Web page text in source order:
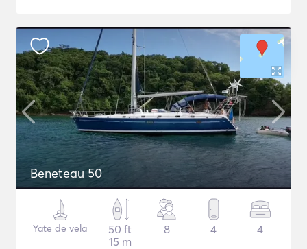
Beneteau 50
Yate de vela
50 ft
15 m
8 4 4